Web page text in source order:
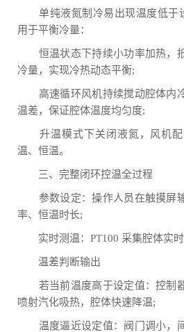
单纯液氮制冷易出现温度低于
用于平衡冷量：
恒温状态下持续小功率加热，
冷量，实现冷热动态平衡;
高速循环风机持续搅动腔体内
温差，保证腔体温度均匀度;
升温模式下关闭液氮，风机配
温、恒温。
三、完整闭环控温全过程
参数设定：操作人员在触摸屏
率、恒温时长;
实时测温：PT100 采集腔体实时
温差判断输出
若当前温度高于设定值：控制
喷射汽化吸热，腔体快速降温;
温度逼近设定值：阀门调小，